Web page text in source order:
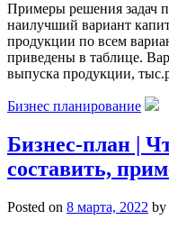
Примеры решения задач
наилучший вариант
продукции по всем
приведены в таблице.
выпуска продукции,
Бизнес планирование
Бизнес-план |
составить,
Posted on 8 марта, 2022 by